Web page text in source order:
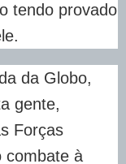
tendo provado
da Globo,
gente,
Forças
combate à